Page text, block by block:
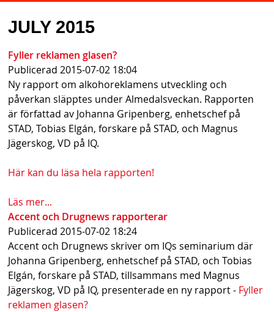
u
p
b
a
JULY 2015
Fyller reklamen glasen?
Publicerad2015-07-02 18:04
Ny rapport om alkohoreklamens utveckling och
påverkan släpptes under Almedalsveckan. Rapporten
är författad av Johanna Gripenberg, enhetschef på
STAD, Tobias Elgán, forskare på STAD, och Magnus
Jägerskog, VD på IQ.
Här kan du läsa hela rapporten!
Läs mer...
Accent och Drugnews rapporterar
Publicerad2015-07-02 18:24
Accent och Drugnews skriver om IQs seminarium där
Johanna Gripenberg, enhetschef på STAD, och Tobias
Elgán, forskare på STAD, tillsammans med Magnus
Jägerskog, VD på IQ, presenterade en ny rapport - Fyller
reklamen glasen?